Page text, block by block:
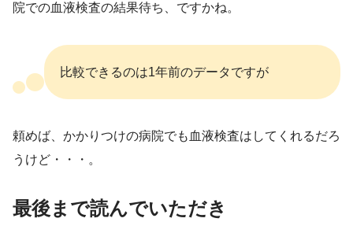
院での血液検査の結果待ち、ですかね。
比較できるのは1年前のデータですが
頼めば、かかりつけの病院でも血液検査はしてくれるだろ
うけど・・・。
最後まで読んでいただき